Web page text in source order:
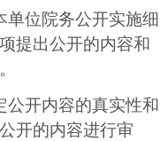
位院务公开实施细
提出公开的内容和
开内容的真实性和
开的内容进行审